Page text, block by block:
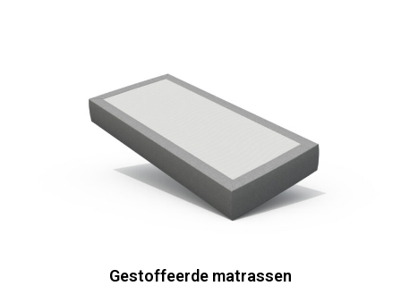
Gestoffeerde matrassen